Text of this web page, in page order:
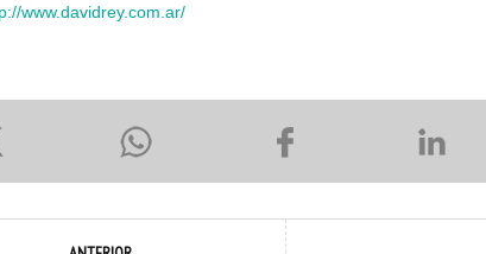
www.davidrey.com.ar/